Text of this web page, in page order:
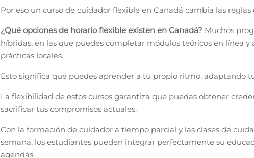
Por eso un curso de cuidador flexible en Canadá cambia las reglas
¿Qué opciones de horario flexible existen en Canadá? Muchos
híbridas, en las que puedes completar módulos teóricos en línea y
prácticas locales.
Esto significa que puedes aprender a tu propio ritmo, adaptando
La flexibilidad de estos cursos garantiza que puedas obtener
sacrificar tus compromisos actuales.
Con la formación de cuidador a tiempo parcial y las clases de
semana, los estudiantes pueden integrar perfectamente su
agendas.